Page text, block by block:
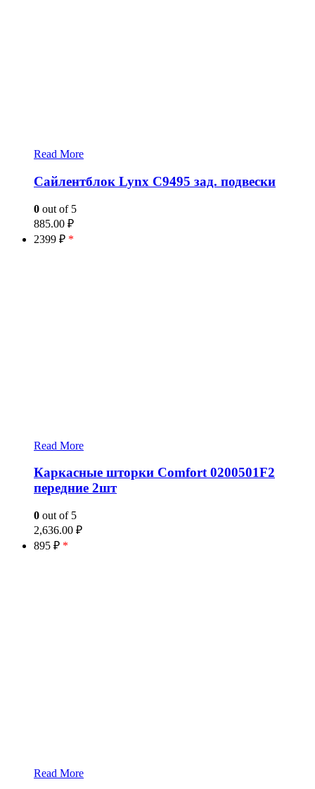
Read More
Сайлентблок Lynx C9495 зад. подвески
0 out of 5
885.00 ₽
2399 ₽ *
Read More
Каркасные шторки Comfort 0200501F2
передние 2шт
0 out of 5
2,636.00 ₽
895 ₽ *
Read More